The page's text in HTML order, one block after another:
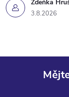
Zdeňka
3.8.2026